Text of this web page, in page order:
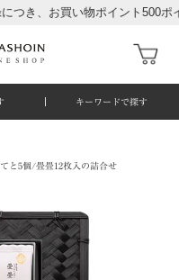
お買い物ポイント500ポイン
キーワードで探す
と5個/畳畳12枚入の詰合せ